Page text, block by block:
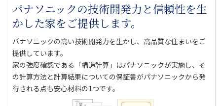
パナソニックの技術開発力と信頼性を生
かした家をご提供します。
パナソニックの高い技術開発力を生かし、高品質な住まいをご
提供しています。
家の強度確認である「構造計算」はパナソニックが実施し、そ
の計算方法と計算結果についての保証書がパナソニックから発
行される点も安心材料の1つです。